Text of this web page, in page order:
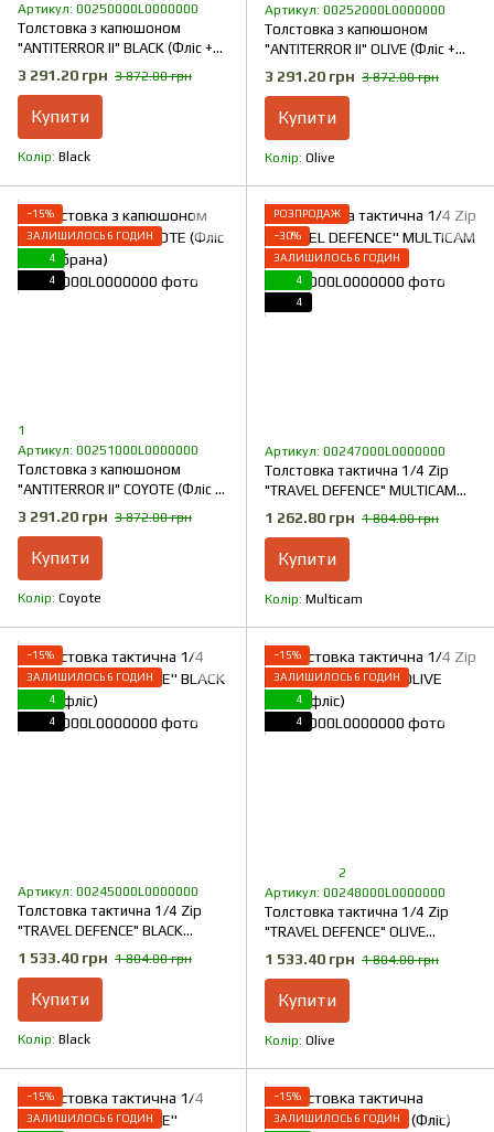
Артикул: 00250000L0000000
Толстовка з капюшоном
"ANTITERROR II" BLACK (Фліс +
Мембрана)
3 291.20 грн 3 872.00 грн
Купити
Колір Black
Артикул: 00252000L0000000
Толстовка з капюшоном
"ANTITERROR II" OLIVE (Фліс +
Мембрана)
3 291.20 грн 3 872.00 грн
Купити
Колір Olive
−15%
ЗАЛИШИЛОСЬ 6 ГОДИН
4
4
1
Артикул: 00251000L0000000
Толстовка з капюшоном
"ANTITERROR II" COYOTE (Фліс +
Мембрана)
3 291.20 грн 3 872.00 грн
Купити
Колір Coyote
РОЗПРОДАЖ
−30%
ЗАЛИШИЛОСЬ 6 ГОДИН
4
4
Артикул: 00247000L0000000
Толстовка тактична 1/4 Zip
"TRAVEL DEFENCE" MULTICAM
(Мікрофліс)
1 262.80 грн 1 804.00 грн
Купити
Колір Multicam
−15%
ЗАЛИШИЛОСЬ 6 ГОДИН
4
4
Артикул: 00245000L0000000
Толстовка тактична 1/4 Zip
"TRAVEL DEFENCE" BLACK
(Мікрофліс)
1 533.40 грн 1 804.00 грн
Купити
Колір Black
−15%
ЗАЛИШИЛОСЬ 6 ГОДИН
4
4
2
Артикул: 00248000L0000000
Толстовка тактична 1/4 Zip
"TRAVEL DEFENCE" OLIVE
(Мікрофліс)
1 533.40 грн 1 804.00 грн
Купити
Колір Olive
−15%
ЗАЛИШИЛОСЬ 6 ГОДИН
−15%
ЗАЛИШИЛОСЬ 6 ГОДИН